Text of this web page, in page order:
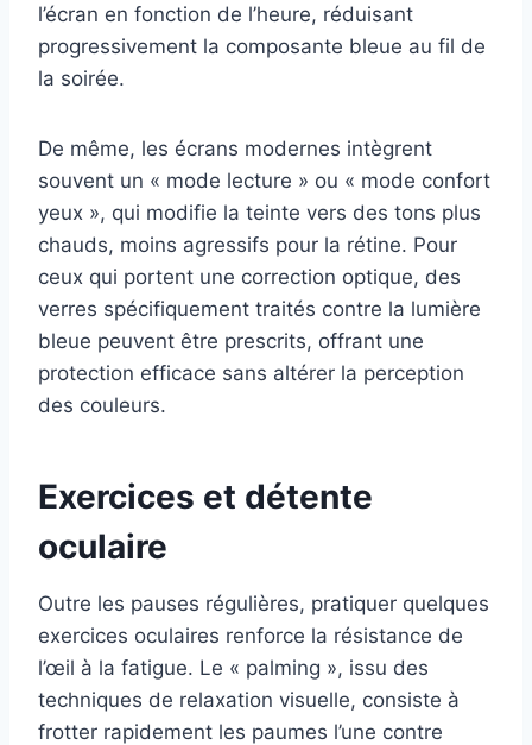
l’écran en fonction de l’heure, réduisant
progressivement la composante bleue au fil de
la soirée.
De même, les écrans modernes intègrent
souvent un « mode lecture » ou « mode confort
yeux », qui modifie la teinte vers des tons plus
chauds, moins agressifs pour la rétine. Pour
ceux qui portent une correction optique, des
verres spécifiquement traités contre la lumière
bleue peuvent être prescrits, offrant une
protection efficace sans altérer la perception
des couleurs.
Exercices et détente
oculaire
Outre les pauses régulières, pratiquer quelques
exercices oculaires renforce la résistance de
l’œil à la fatigue. Le « palming », issu des
techniques de relaxation visuelle, consiste à
frotter rapidement les paumes l’une contre